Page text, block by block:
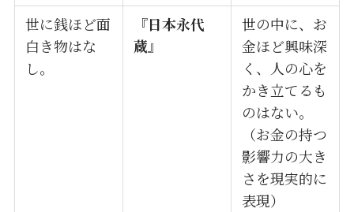
世に銭ほど面
白き物はな
し。
『日本永代
蔵』
世の中に、お
金ほど興味深
く、人の心を
かき立てるも
のはない。
（お金の持つ
影響力の大き
さを現実的に
表現）